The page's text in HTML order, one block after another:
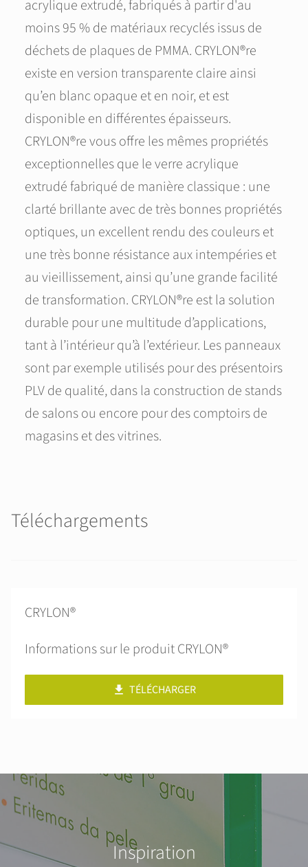
acrylique extrudé, fabriqués à partir d'au
moins 95 % de matériaux recyclés issus de
déchets de plaques de PMMA. CRYLON®re
existe en version transparente claire ainsi
qu’en blanc opaque et en noir, et est
disponible en différentes épaisseurs.
CRYLON®re vous offre les mêmes propriétés
exceptionnelles que le verre acrylique
extrudé fabriqué de manière classique : une
clarté brillante avec de très bonnes propriétés
optiques, un excellent rendu des couleurs et
une très bonne résistance aux intempéries et
au vieillissement, ainsi qu’une grande facilité
de transformation. CRYLON®re est la solution
durable pour une multitude d’applications,
tant à l’intérieur qu’à l’extérieur. Les panneaux
sont par exemple utilisés pour des présentoirs
PLV de qualité, dans la construction de stands
de salons ou encore pour des comptoirs de
magasins et des vitrines.
Téléchargements
CRYLON®
Informations sur le produit CRYLON®
TÉLÉCHARGER
Inspiration